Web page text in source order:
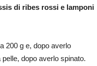
di ribes rossi e lamponi
200 g e, dopo averlo
dopo averlo spinato.